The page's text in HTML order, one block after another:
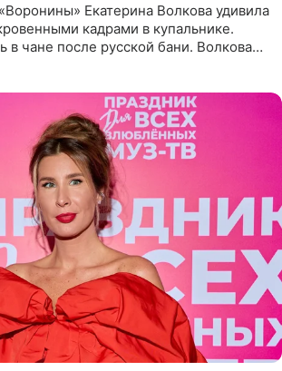
Екатерина Волкова удивила
кадрами в купальнике.
в чане после русской бани. Волкова